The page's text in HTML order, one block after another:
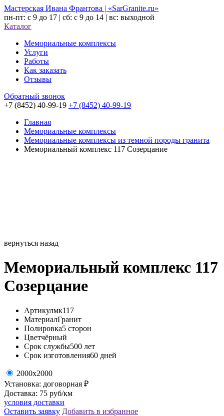
Мастерская Ивана Франтова | «SarGranite.ru»
пн-пт: с 9 до 17 | сб: с 9 до 14 | вс: выходной
Каталог
Мемориальные комплексы
Услуги
Работы
Как заказать
Отзывы
Обратный звонок
+7 (8452) 40-99-19 +7 (8452) 40-99-19
Главная
Мемориальные комплексы
Мемориальные комплексы из темной породы гранита
Мемориальный комплекс 117 Созерцание
вернуться назад
Мемориальный комплекс 117
Созерцание
Артикулмк117
МатериалГранит
Полировка5 сторон
Цветчёрный
Срок службы500 лет
Срок изготовления60 дней
2000х2000
Установка: договорная ₽
Доставка: 75 руб/км
условия доставки
Оставить заявку Добавить в избранное